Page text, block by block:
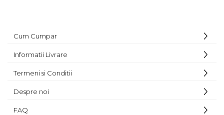
Cum Cumpar
Informatii Livrare
Termeni si Conditii
Despre noi
FAQ